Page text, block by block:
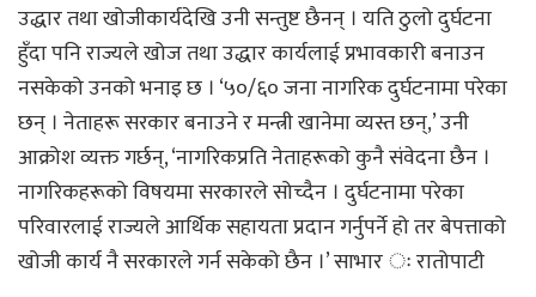
उद्धार तथा खोजीकार्यदेखि उनी सन्तुष्ट छैनन् । यति ठुलो दुर्घटना
हुँदा पनि राज्यले खोज तथा उद्धार कार्यलाई प्रभावकारी बनाउन
नसकेको उनको भनाइ छ । ‘५०/६० जना नागरिक दुर्घटनामा परेका
छन् । नेताहरू सरकार बनाउने र मन्त्री खानेमा व्यस्त छन्,’ उनी
आक्रोश व्यक्त गर्छन्, ‘नागरिकप्रति नेताहरूको कुनै संवेदना छैन ।
नागरिकहरूको विषयमा सरकारले सोच्दैन । दुर्घटनामा परेका
परिवारलाई राज्यले आर्थिक सहायता प्रदान गर्नुपर्ने हो तर बेपत्ताको
खोजी कार्य नै सरकारले गर्न सकेको छैन ।’ साभार ः रातोपाटी